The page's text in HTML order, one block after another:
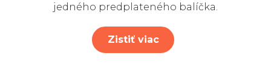
jedného predplateného balíčka.
Zistiť viac